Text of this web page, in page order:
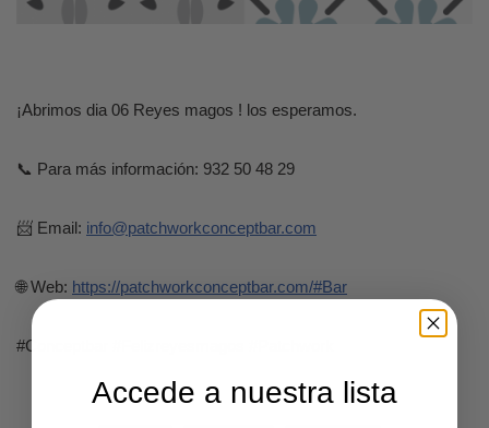
¡Abrimos dia 06 Reyes magos ! los esperamos.
📞 Para más información: 932 50 48 29
📨 Email: info@patchworkconceptbar.com
🌐 Web: https://patchworkconceptbar.com/#Bar
#Conceptbar #Felizreyesmagos #Patchwork
Accede a nuestra lista